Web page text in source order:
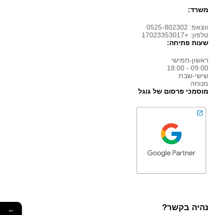
משרד:
ווצאפ: 0525-802302
טלפון: +17023353017
שעות פתיחה:
ראשון-חמישי
09:00 - 18:00
שישי-שבת
מנוחה
מוסמכי פרסום של גוגל
נהיה בקשר? ←